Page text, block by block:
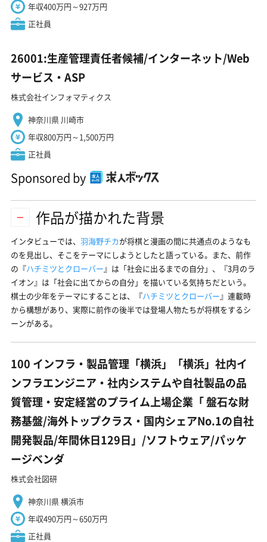
年収400万円～927万円
正社員
26001:生産管理責任者候補/インターネット/Web
サービス・ASP
株式会社インフォマティクス
神奈川県 川崎市
年収800万円～1,500万円
正社員
Sponsored by
作品が描かれた背景
インタビューでは、 羽海野チカが将棋と漫画の間に共通点のようなも
のを見出し、そこをテーマにしようとしたと語っている。また、前作
の『ハチミツとクローバー 』は「社会に出るまでの自分」、『3月のラ
イオン 』は「社会に出てからの自分」を描いている気持ちだという。
棋士の少年をテーマにすることは、『ハチミツとクローバー 』連載時
から構想があり、実際に前作の後半では登場人物たちが将棋をするシ
ーンがある。
100 インフラ・製品管理「横浜」「横浜」社内イ
ンフラエンジニア・社内システムや自社製品の品
質管理・安定経営のプライム上場企業「 盤石な財
務基盤/海外トップクラス・国内シェアNo.1の自社
開発製品/年間休日129日」/ソフトウェア/パッケ
ージベンダ
株式会社図研
神奈川県 横浜市
年収490万円～650万円
正社員